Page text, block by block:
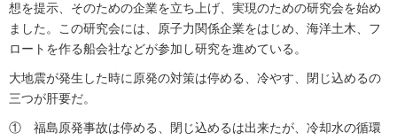
想を提示、そのための企業を立ち上げ、実現のための研究会を始め
ました。この研究会には、原子力関係企業をはじめ、海洋土木、フ
ロートを作る船会社などが参加し研究を進めている。
大地震が発生した時に原発の対策は停める、冷やす、閉じ込めるの
三つが肝要だ。
① 福島原発事故は停める、閉じ込めるは出来たが、冷却水の循環